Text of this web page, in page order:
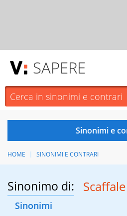
SAPERE
HOME SINONIMI E CONTRARI
Sinonimo di: Scaffale
Sinonimi